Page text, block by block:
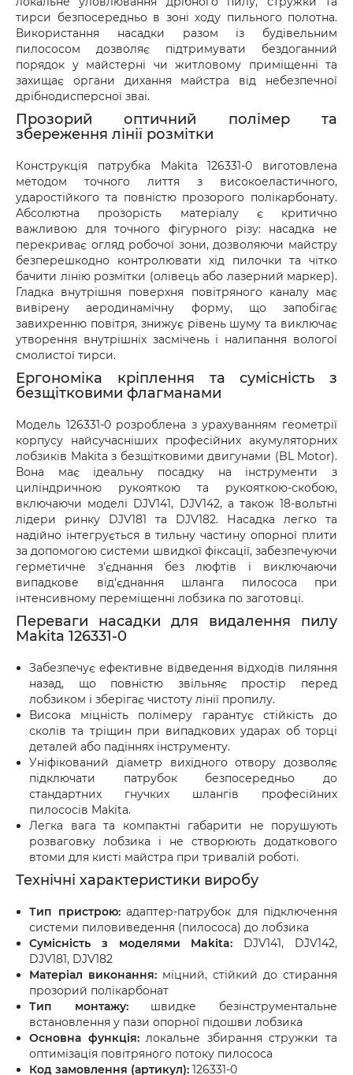
або товар мають пошкодження, обов’язково
оформіть акт разом із працівником служби
доставки.
тирси безпосередньо в зоні ходу пильного полотна.
Використання насадки разом із будівельним
пилососом дозволяє підтримувати бездоганний
порядок у майстерні чи житловому приміщенні та
захищає органи дихання майстра від небезпечної
дрібнодисперсної зваі.
Прозорий оптичний полімер та
збереження лінії розмітки
Конструкція патрубка Makita 126331-0 виготовлена
методом точного лиття з високоеластичного,
ударостійкого та повністю прозорого полікарбонату.
Абсолютна прозорість матеріалу є критично
важливою для точного фігурного різу: насадка не
перекриває огляд робочої зони, дозволяючи майстру
безперешкодно контролювати хід пилочки та чітко
бачити лінію розмітки (олівець або лазерний маркер).
Гладка внутрішня поверхня повітряного каналу має
вивірену аеродинамічну форму, що запобігає
завихренню повітря, знижує рівень шуму та виключає
утворення внутрішніх засмічень і налипання вологої
смолистої тирси.
Ергономіка кріплення та сумісність з
безщітковими флагманами
Модель 126331-0 розроблена з урахуванням геометрії
корпусу найсучасніших професійних акумуляторних
лобзиків Makita з безщітковими двигунами (BL Motor).
Вона має ідеальну посадку на інструменти з
циліндричною рукояткою та рукояткою-скобою,
включаючи моделі DJV141, DJV142, а також 18-вольтні
лідери ринку DJV181 та DJV182. Насадка легко та
надійно інтегрується в тильну частину опорної плити
за допомогою системи швидкої фіксації, забезпечуючи
герметичне з'єднання без люфтів і виключаючи
випадкове від'єднання шланга пилососа при
інтенсивному переміщенні лобзика по заготовці.
Переваги насадки для видалення пилу
Makita 126331-0
Забезпечує ефективне відведення відходів пиляння
назад, що повністю звільняє простір перед
лобзиком і зберігає чистоту лінії пропилу.
Висока міцність полімеру гарантує стійкість до
сколів та тріщин при випадкових ударах об торці
деталей або падіннях інструменту.
Уніфікований діаметр вихідного отвору дозволяє
підключати патрубок безпосередньо до
стандартних гнучких шлангів професійних
пилососів Makita.
Легка вага та компактні габарити не порушують
розваговку лобзика і не створюють додаткового
втоми для кисті майстра при тривалій роботі.
Технічні характеристики виробу
Тип пристрою:адаптер-патрубок для підключення
системи пиловиведення (пилососа) до лобзика
Сумісність з моделями Makita: DJV141, DJV142,
DJV181, DJV182
Матеріал виконання: міцний, стійкий до стирання
прозорий полікарбонат
Тип монтажу:швидке безінструментальне
встановлення у пази опорної підошви лобзика
Основна функція:локальне збирання стружки та
оптимізація повітряного потоку пилососа
Код замовлення (артикул): 126331-0